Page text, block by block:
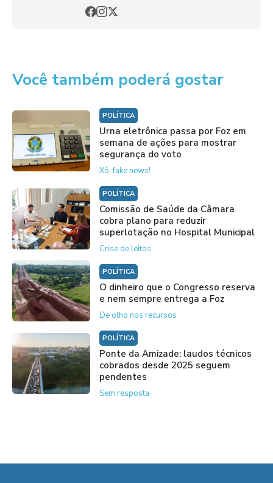
Você também poderá gostar
POLÍTICA
Urna eletrônica passa por Foz em
semana de ações para mostrar
segurança do voto
Xô, fake news!
POLÍTICA
Comissão de Saúde da Câmara
cobra plano para reduzir
superlotação no Hospital Municipal
Crise de leitos
POLÍTICA
O dinheiro que o Congresso reserva
e nem sempre entrega a Foz
De olho nos recursos
POLÍTICA
Ponte da Amizade: laudos técnicos
cobrados desde 2025 seguem
pendentes
Sem resposta